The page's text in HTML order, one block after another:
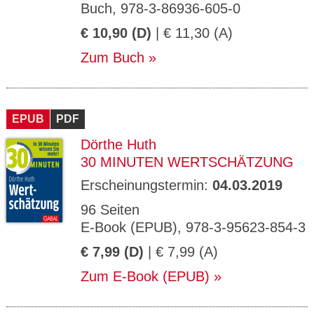
Buch, 978-3-86936-605-0
€ 10,90 (D) | € 11,30 (A)
Zum Buch
EPUB PDF
Dörthe Huth
30 MINUTEN WERTSCHÄTZUNG
Erscheinungstermin: 04.03.2019
96 Seiten
E-Book (EPUB), 978-3-95623-854-3
€ 7,99 (D) | € 7,99 (A)
Zum E-Book (EPUB)